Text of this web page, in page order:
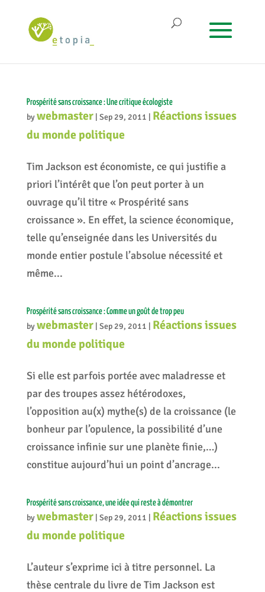
Prospérité sans croissance : Une critique écologiste
bywebmaster| Sep 29, 2011
Réactions issues
du monde politique
Tim Jackson est économiste, ce qui justifie a
priori l’intérêt que l’on peut porter à un
ouvrage qu’il titre « Prospérité sans
croissance ». En effet, la science économique,
telle qu’enseignée dans les Universités du
monde entier postule l’absolue nécessité et
même...
Prospérité sans croissance : Comme un goût de trop peu
bywebmaster| Sep 29, 2011
Réactions issues
du monde politique
Si elle est parfois portée avec maladresse et
par des troupes assez hétérodoxes,
l’opposition au(x) mythe(s) de la croissance (le
bonheur par l’opulence, la possibilité d’une
croissance infinie sur une planète finie,…)
constitue aujourd’hui un point d’ancrage...
Prospérité sans croissance, une idée qui reste à démontrer
bywebmaster| Sep 29, 2011
Réactions issues
du monde politique
L’auteur s’exprime ici à titre personnel. La
thèse centrale du livre de Tim Jackson est